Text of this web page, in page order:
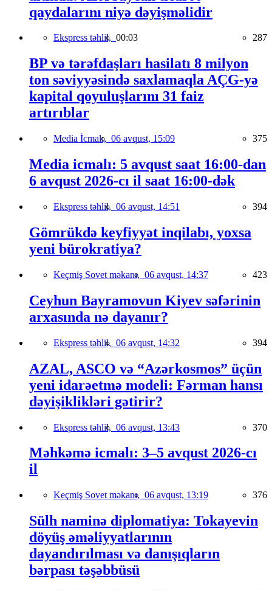
qaydalarını niyə dəyişməlidir
Ekspress təhlil, 00:03 287
BP və tərəfdaşları hasilatı 8 milyon
ton səviyyəsində saxlamaqla AÇG-yə
kapital qoyuluşlarını 31 faiz
artırıblar
Media İcmalı, 06 avqust, 15:09 375
Media icmalı: 5 avqust saat 16:00-dan
6 avqust 2026-cı il saat 16:00-dək
Ekspress təhlil, 06 avqust, 14:51 394
Gömrükdə keyfiyyət inqilabı, yoxsa
yeni bürokratiya?
Keçmiş Sovet məkanı, 06 avqust, 14:37 423
Ceyhun Bayramovun Kiyev səfərinin
arxasında nə dayanır?
Ekspress təhlil, 06 avqust, 14:32 394
AZAL, ASCO və “Azərkosmos” üçün
yeni idarəetmə modeli: Fərman hansı
dəyişiklikləri gətirir?
Ekspress təhlil, 06 avqust, 13:43 370
Məhkəmə icmalı: 3–5 avqust 2026-cı
il
Keçmiş Sovet məkanı, 06 avqust, 13:19 376
Sülh naminə diplomatiya: Tokayevin
döyüş əməliyyatlarının
dayandırılması və danışıqların
bərpası təşəbbüsü